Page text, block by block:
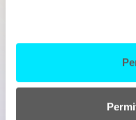
Què tens en ment?